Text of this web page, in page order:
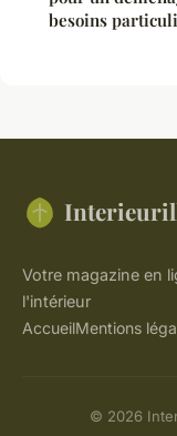
besoins
Votre magazine en
l'intérieur
AccueilMentions
© 2026